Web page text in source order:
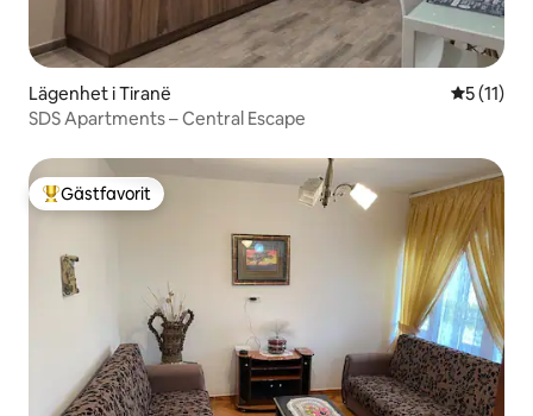
Lägenhet i Tiranë 5 av 5 i
5 (11)
SDS Apartments – Central Escape
Populär gästfavorit
Gästfavorit